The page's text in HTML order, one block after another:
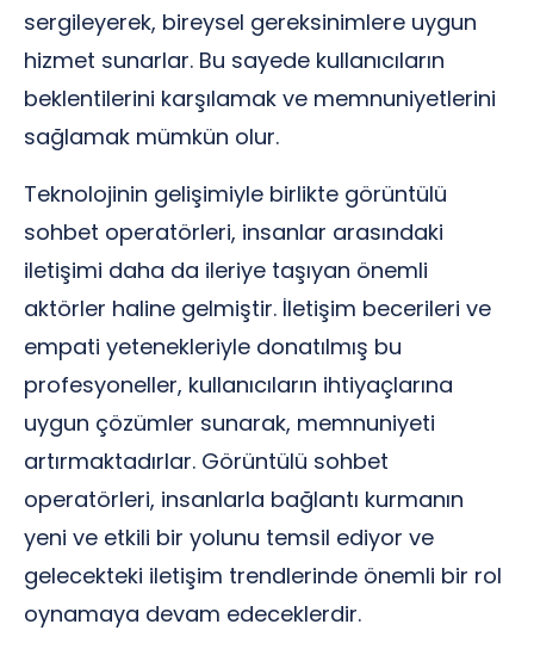
sergileyerek, bireysel gereksinimlere uygun
hizmet sunarlar. Bu sayede kullanıcıların
beklentilerini karşılamak ve memnuniyetlerini
sağlamak mümkün olur.
Teknolojinin gelişimiyle birlikte görüntülü
sohbet operatörleri, insanlar arasındaki
iletişimi daha da ileriye taşıyan önemli
aktörler haline gelmiştir. İletişim becerileri ve
empati yetenekleriyle donatılmış bu
profesyoneller, kullanıcıların ihtiyaçlarına
uygun çözümler sunarak, memnuniyeti
artırmaktadırlar. Görüntülü sohbet
operatörleri, insanlarla bağlantı kurmanın
yeni ve etkili bir yolunu temsil ediyor ve
gelecekteki iletişim trendlerinde önemli bir rol
oynamaya devam edeceklerdir.